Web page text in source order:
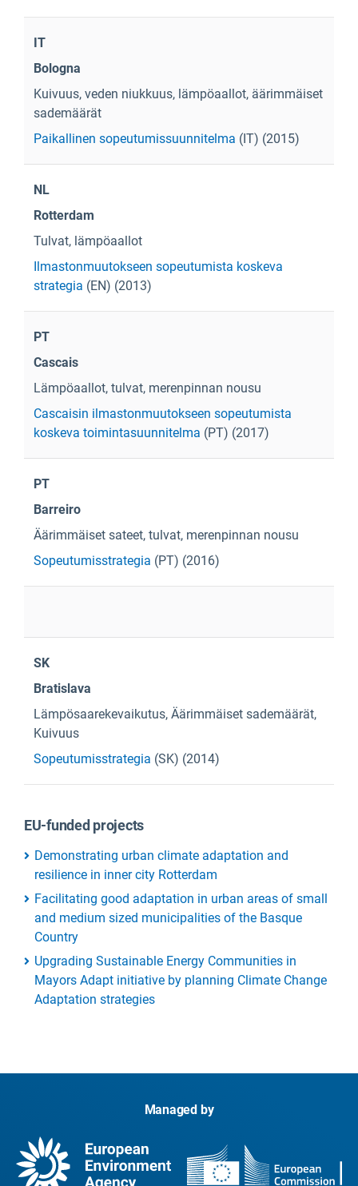
IT
Bologna
Kuivuus, veden niukkuus, lämpöaallot, äärimmäiset
sademäärät
Paikallinen sopeutumissuunnitelma (IT) (2015)
NL
Rotterdam
Tulvat, lämpöaallot
Ilmastonmuutokseen sopeutumista koskeva
strategia (EN) (2013)
PT
Cascais
Lämpöaallot, tulvat, merenpinnan nousu
Cascaisin ilmastonmuutokseen sopeutumista
koskeva toimintasuunnitelma (PT) (2017)
PT
Barreiro
Äärimmäiset sateet, tulvat, merenpinnan nousu
Sopeutumisstrategia (PT) (2016)
SK
Bratislava
Lämpösaarekevaikutus, Äärimmäiset sademäärät,
Kuivuus
Sopeutumisstrategia (SK) (2014)
EU-funded projects
Demonstrating urban climate adaptation and
resilience in inner city Rotterdam
Facilitating good adaptation in urban areas of small
and medium sized municipalities of the Basque
Country
Upgrading Sustainable Energy Communities in
Mayors Adapt initiative by planning Climate Change
Adaptation strategies
Managed by